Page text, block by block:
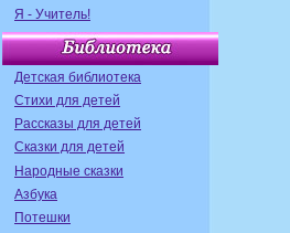
Я - Учитель!
Детская библиотека
Стихи для детей
Рассказы для детей
Сказки для детей
Народные сказки
Азбука
Потешки